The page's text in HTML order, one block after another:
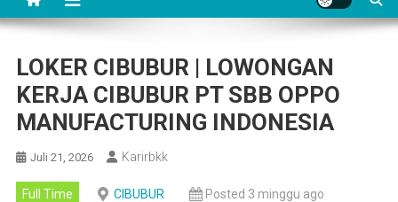
LOKER CIBUBUR | LOWONGAN
KERJA CIBUBUR PT SBB OPPO
MANUFACTURING INDONESIA
Juli 21, 2026 Karirbkk
Full Time CIBUBUR Posted 3 minggu ago